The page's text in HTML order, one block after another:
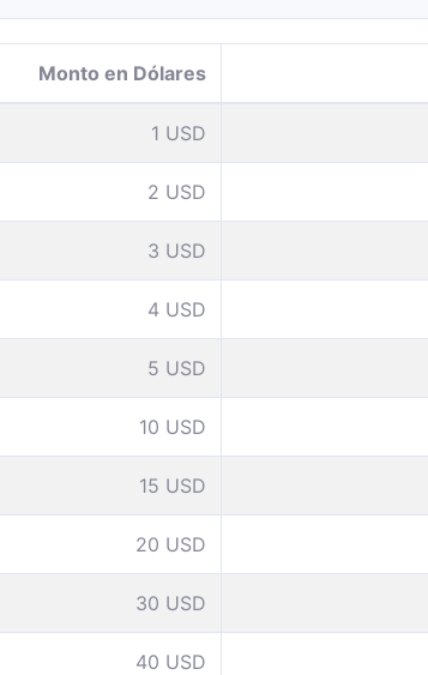
Monto en Dólares
1 USD
2 USD
3 USD
4 USD
5 USD
10 USD
15 USD
20 USD
30 USD
40 USD